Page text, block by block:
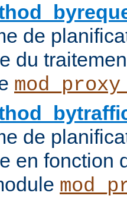
de
du
de
en fonction